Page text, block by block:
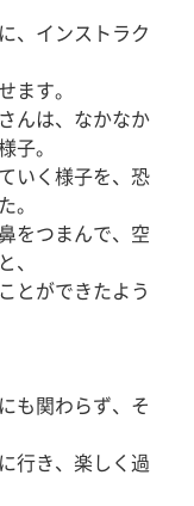
、インストラク
ます。
んは、なかなか
子。
いく様子を、恐
。
をつまんで、空
とができたよう
も関わらず、そ
行き、楽しく過